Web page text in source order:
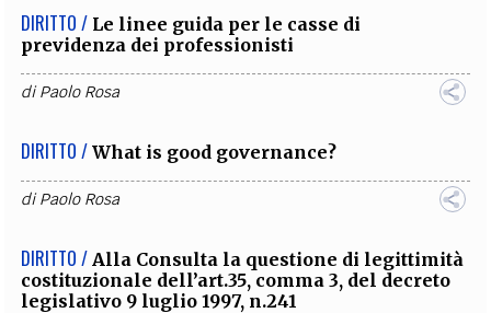
DIRITTO / Le linee guida per le casse di
previdenza dei professionisti
diPaolo Rosa
DIRITTO / What is good governance?
diPaolo Rosa
DIRITTO / Alla Consulta la questione di legittimità
costituzionale dell’art.35, comma 3, del decreto
legislativo 9 luglio 1997, n.241